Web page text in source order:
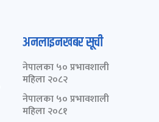
अनलाइनखबर सूची
नेपालका ५० प्रभावशाली
महिला २०८२
नेपालका ५० प्रभावशाली
महिला २०८१